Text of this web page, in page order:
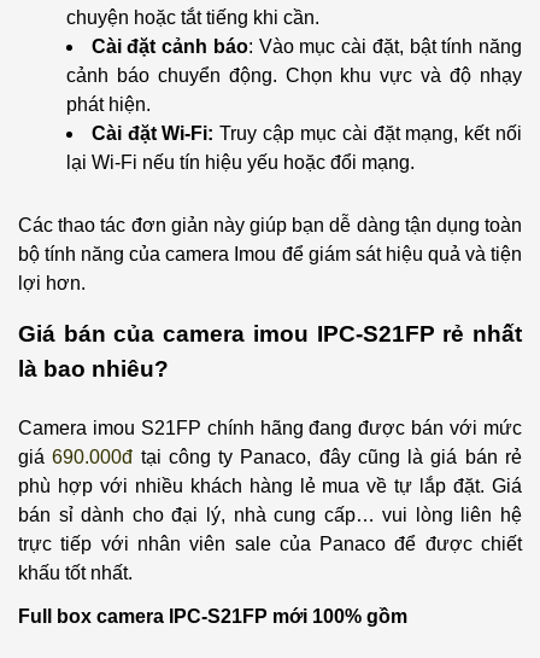
chuyện hoặc tắt tiếng khi cần.
Cài đặt cảnh báo: Vào mục cài đặt, bật tính năng
cảnh báo chuyển động. Chọn khu vực và độ nhạy
phát hiện.
Cài đặt Wi-Fi: Truy cập mục cài đặt mạng, kết nối
lại Wi-Fi nếu tín hiệu yếu hoặc đổi mạng.
Các thao tác đơn giản này giúp bạn dễ dàng tận dụng toàn
bộ tính năng của camera Imou để giám sát hiệu quả và tiện
lợi hơn.
Giá bán của camera imou IPC-S21FP rẻ nhất
là bao nhiêu?
Camera imou S21FP chính hãng đang được bán với mức
giá 690.000đ tại công ty Panaco, đây cũng là giá bán rẻ
phù hợp với nhiều khách hàng lẻ mua về tự lắp đặt. Giá
bán sỉ dành cho đại lý, nhà cung cấp… vui lòng liên hệ
trực tiếp với nhân viên sale của Panaco để được chiết
khấu tốt nhất.
Full box camera IPC-S21FP mới 100% gồm